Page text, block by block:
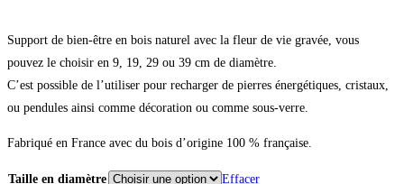
Support de bien-être en bois naturel avec la fleur de vie gravée, vous
pouvez le choisir en 9, 19, 29 ou 39 cm de diamètre.
C’est possible de l’utiliser pour recharger de pierres énergétiques, cristaux,
ou pendules ainsi comme décoration ou comme sous-verre.
Fabriqué en France avec du bois d’origine 100 % française.
Taille en diamètre Effacer